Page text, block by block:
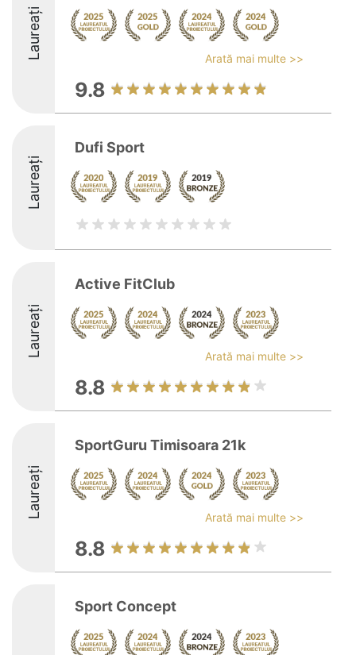
Laureați Arată mai multe >>
9.8
Laureați
Dufi Sport
Laureați
Active FitClub
Arată mai multe >>
8.8
Laureați
SportGuru Timisoara 21k
Arată mai multe >>
8.8
Sport Concept